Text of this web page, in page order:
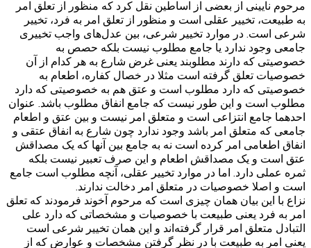
مرحوم نایینی از بعضی از اساطین نقل کرد که منظور از تعلق امر
به طبیعت، تخییر عقلی است و منظور از تعلق امر به فرد، تخییر
شرعی است. در موارد تخییر شرعی، بین عدل‌های واجب تخییری
جامعی وجود ندارد یا جامع مطلوب نیست بلکه حصص به
خصوصیتی که دارند مطلوبند یعنی غرض شارع به هر کدام از آن
خصوصیات تعلق گرفته است مثلا در خصال کفاره، اطعام به
خصوصیتی که دارد مطلوب است و عتق هم به خصوصیتی که دارد
مطلوب است و این طور نیست که جامع انفاق مطلوب باشد. عنوان
احدهما جامع انتزاعی است و متعلق امر نیست و بین عتق و اطعام
جامعی که متعلق امر باشد وجود ندارد چون شارع به انفاق عتقی و
انفاق اطعامی امر کرده است نه به جامع بین آنها که یک مصداقش
عتق است و یک مصداقش اطعام و این صرف تعبیر نیست بلکه
ثمره عملی دارد. اما در موارد تخییر عقلی، آنچه مطلوب است جامع
است و اصلا خصوصیات در متعلق امر دخالت ندارند.
نزاع با این بیان همان چیزی است که مرحوم آخوند فرمودند که تعلق
امر به فرد یعنی طبیعت با خصوصیات و مشخصاتی که دارد علی
التبادل متعلق امر قرار گرفته‌اند و این همان تخییر شرعی است
یعنی امر به طبیعت با در نظر گرفتن مشخصات و عوارض که از